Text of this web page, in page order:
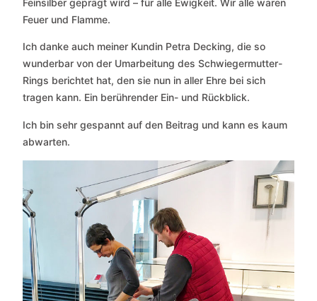
Feinsilber geprägt wird – für alle Ewigkeit. Wir alle waren
Feuer und Flamme.
Ich danke auch meiner Kundin Petra Decking, die so
wunderbar von der Umarbeitung des Schwiegermutter-
Rings berichtet hat, den sie nun in aller Ehre bei sich
tragen kann. Ein berührender Ein- und Rückblick.
Ich bin sehr gespannt auf den Beitrag und kann es kaum
abwarten.